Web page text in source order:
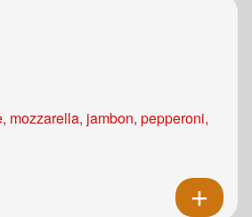
mozzarella, jambon, pepperoni,